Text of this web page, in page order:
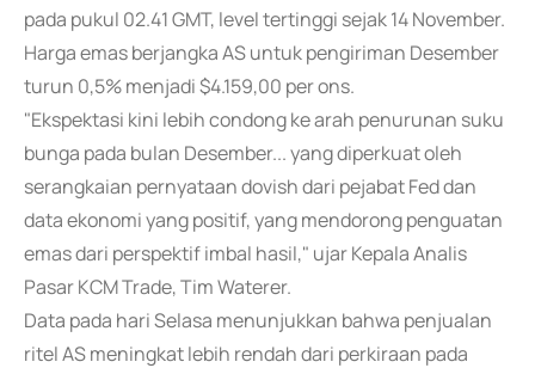
pada pukul 02.41 GMT, level tertinggi sejak 14 November.
Harga emas berjangka AS untuk pengiriman Desember
turun 0,5% menjadi $4.159,00 per ons.
"Ekspektasi kini lebih condong ke arah penurunan suku
bunga pada bulan Desember... yang diperkuat oleh
serangkaian pernyataan dovish dari pejabat Fed dan
data ekonomi yang positif, yang mendorong penguatan
emas dari perspektif imbal hasil," ujar Kepala Analis
Pasar KCM Trade, Tim Waterer.
Data pada hari Selasa menunjukkan bahwa penjualan
ritel AS meningkat lebih rendah dari perkiraan pada